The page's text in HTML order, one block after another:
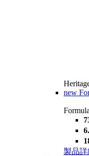
new
製品詳